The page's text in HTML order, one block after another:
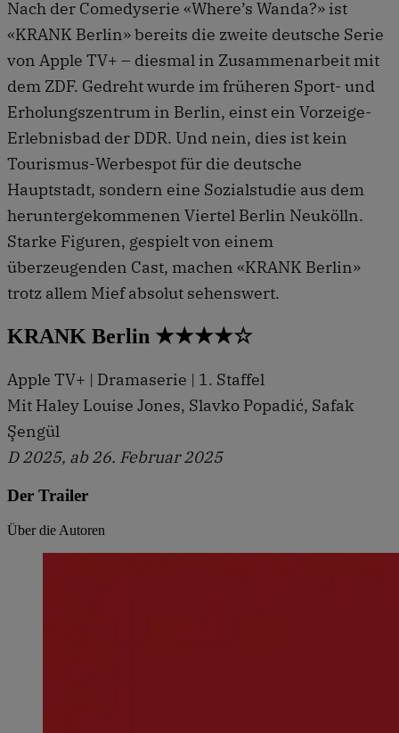
Nach der Comedyserie «Where’s Wanda?» ist
«KRANK Berlin» bereits die zweite deutsche Serie
von Apple TV+ – diesmal in Zusammenarbeit mit
dem ZDF. Gedreht wurde im früheren Sport- und
Erholungszentrum in Berlin, einst ein Vorzeige-
Erlebnisbad der DDR. Und nein, dies ist kein
Tourismus-Werbespot für die deutsche
Hauptstadt, sondern eine Sozialstudie aus dem
heruntergekommenen Viertel Berlin Neukölln.
Starke Figuren, gespielt von einem
überzeugenden Cast, machen «KRANK Berlin»
trotz allem Mief absolut sehenswert.
KRANK Berlin ★★★★☆
Apple TV+ | Dramaserie | 1. Staffel
Mit Haley Louise Jones, Slavko Popadić, Safak
Şengül
D 2025, ab 26. Februar 2025
Der Trailer
Über die Autoren